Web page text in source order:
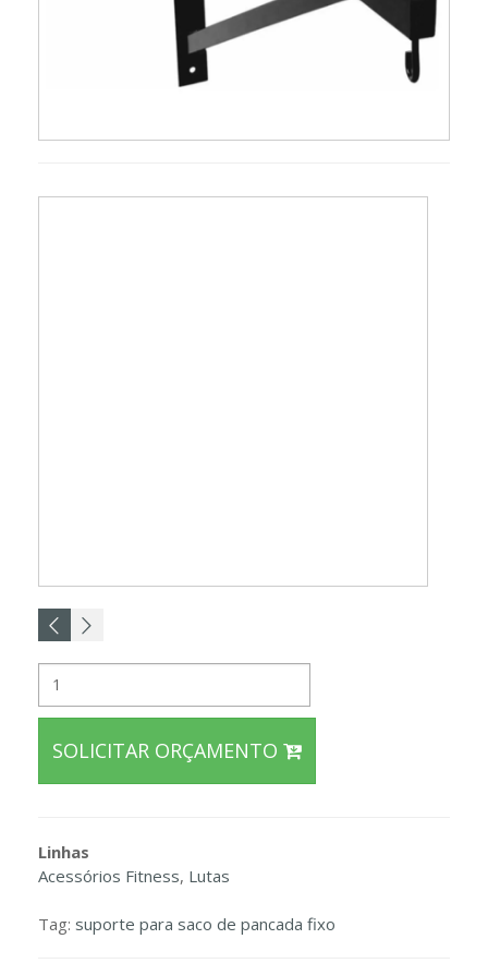
SOLICITAR ORÇAMENTO
Linhas
Acessórios Fitness, Lutas
Tag: suporte para saco de pancada fixo